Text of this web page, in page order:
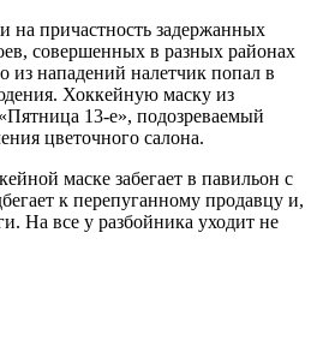
на причастность задержанных
совершенных в разных районах
из нападений налетчик попал в
Хоккейную маску из
13-е», подозреваемый
цветочного салона.
маске забегает в павильон с
к перепуганному продавцу и,
На все у разбойника уходит не